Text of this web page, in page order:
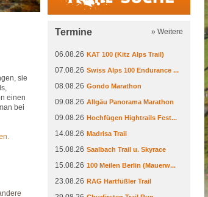
sie
einen
bei
Termine » Weitere
06.08.26 KAT 100 (Kitz Alps Trail)
07.08.26 Swiss Alps 100 Endurance ...
08.08.26 Gondo Marathon
09.08.26 Allgäu Panorama Marathon
09.08.26 Hochfügen Hightrails Fest...
14.08.26 Madrisa Trail
15.08.26 Saalbach Trail u. Skyrace
15.08.26 100 Meilen Berlin (Mauerw...
23.08.26 RAG Hartfüßler Trail